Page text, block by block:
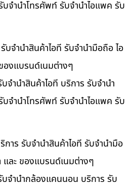
จำนำโทรศัพท์ รับจำนำไอแพค รับ
บจำนำสินค้าไอที รับจำนำมือถือ ไอ
องแบรนด์เนมต่างๆ
ำนำสินค้าไอที บริการ รับจำนำ
จำนำโทรศัพท์ รับจำนำไอแพค รับ
าร รับจำนำสินค้าไอที รับจำนำมือ
ละ ของแบรนด์เนมต่างๆ
จำนำกล้องแคนนอน บริการ รับ